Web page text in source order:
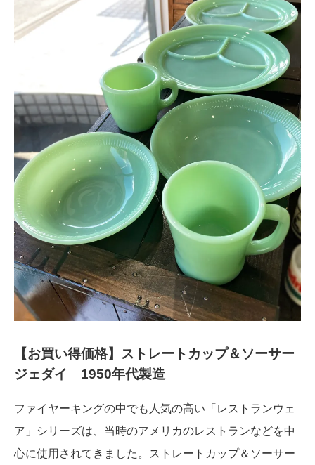
【お買い得価格】ストレートカップ＆ソーサー
ジェダイ 1950年代製造
ファイヤーキングの中でも人気の高い「レストランウェ
ア」シリーズは、当時のアメリカのレストランなどを中
心に使用されてきました。ストレートカップ＆ソーサー